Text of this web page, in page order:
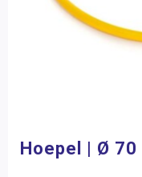
Hoepel | Ø 70